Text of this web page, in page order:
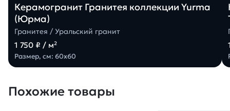
Керамогранит Гранитея коллекции Yurma
(Юрма)
Гранитея / Уральский гранит
1 750 ₽ / м²
Размер, см: 60х60
Похожие товары